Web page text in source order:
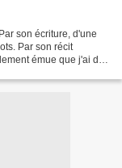
son écriture, d'une
Par son récit
émue que j'ai du